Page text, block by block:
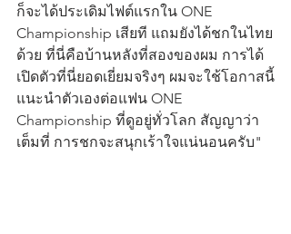
ก็จะได้ประเดิมไฟต์แรกใน ONE
Championship เสียที แถมยังได้ชกในไทย
ด้วย ที่นี่คือบ้านหลังที่สองของผม การได้
เปิดตัวที่นี่ยอดเยี่ยมจริงๆ ผมจะใช้โอกาสนี้
แนะนำตัวเองต่อแฟน ONE
Championship ที่ดูอยู่ทั่วโลก สัญญาว่า
เต็มที่ การชกจะสนุกเร้าใจแน่นอนครับ"